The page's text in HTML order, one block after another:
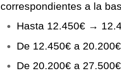
correspondientes a la
Hasta 12.450€ →
De 12.450€ a
De 20.200€ a